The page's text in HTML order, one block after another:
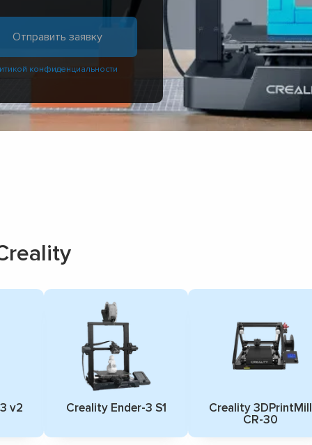
конфиденциальности
v2 Creality Ender-3 S1
Creality 3DPrintMill
CR-30
▼
▼